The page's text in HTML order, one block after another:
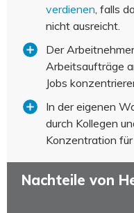
verdienen , falls
nicht ausreicht.
Der
Arbeitsaufträge
Jobs
In der eigenen
durch Kollegen
Konzentration
Nachteile von